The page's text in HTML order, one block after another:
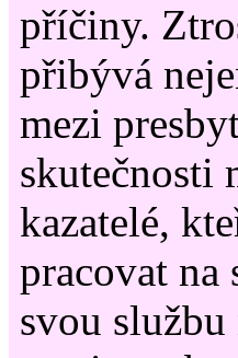
příčiny.
přibývá
mezi
skutečnosti
kazatelé,
pracovat na
svou službu